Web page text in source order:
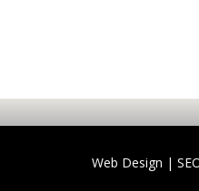
Web Design |